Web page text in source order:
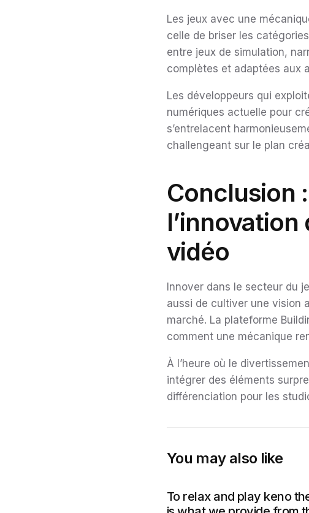
Les jeux avec une
celle de briser les
entre jeux de simulation,
complètes et adaptées aux
Les développeurs qui
numériques actuelle pour
s’entrelacent
challengeant sur le plan
Conclusion
vidéo
Innover dans le secteur du
aussi de cultiver une vision
marché. La plateforme
comment une mécanique
À l’heure où le
intégrer des éléments
différenciation pour les
You may also like
To relax and play keno